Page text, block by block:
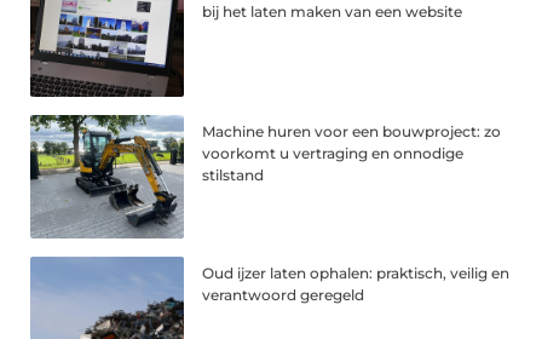
bij het laten maken van een website
Machine huren voor een bouwproject: zo
voorkomt u vertraging en onnodige
stilstand
Oud ijzer laten ophalen: praktisch, veilig en
verantwoord geregeld